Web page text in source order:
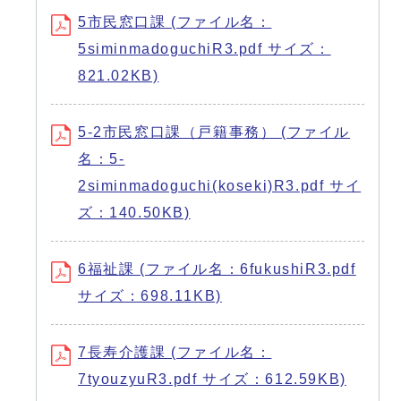
5市民窓口課 (ファイル名：
5siminmadoguchiR3.pdf サイズ：
821.02KB)
5-2市民窓口課（戸籍事務） (ファイル
名：5-
2siminmadoguchi(koseki)R3.pdf サイ
ズ：140.50KB)
6福祉課 (ファイル名：6fukushiR3.pdf
サイズ：698.11KB)
7長寿介護課 (ファイル名：
7tyouzyuR3.pdf サイズ：612.59KB)